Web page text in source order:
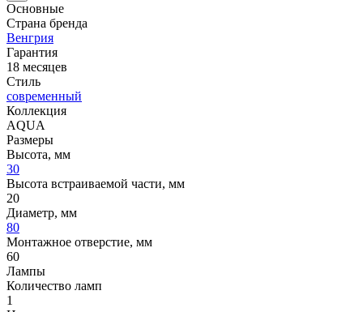
Основные
Страна бренда
Венгрия
Гарантия
18 месяцев
Стиль
современный
Коллекция
AQUA
Размеры
Высота, мм
30
Высота встраиваемой части, мм
20
Диаметр, мм
80
Монтажное отверстие, мм
60
Лампы
Количество ламп
1